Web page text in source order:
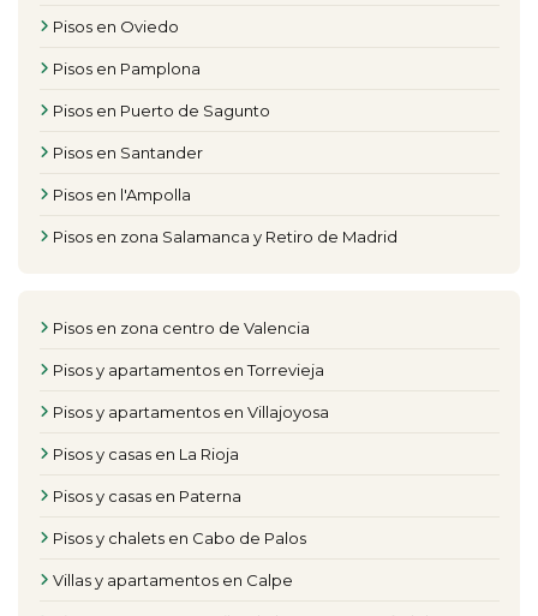
Pisos en Oviedo
Pisos en Pamplona
Pisos en Puerto de Sagunto
Pisos en Santander
Pisos en l'Ampolla
Pisos en zona Salamanca y Retiro de Madrid
Pisos en zona centro de Valencia
Pisos y apartamentos en Torrevieja
Pisos y apartamentos en Villajoyosa
Pisos y casas en La Rioja
Pisos y casas en Paterna
Pisos y chalets en Cabo de Palos
Villas y apartamentos en Calpe